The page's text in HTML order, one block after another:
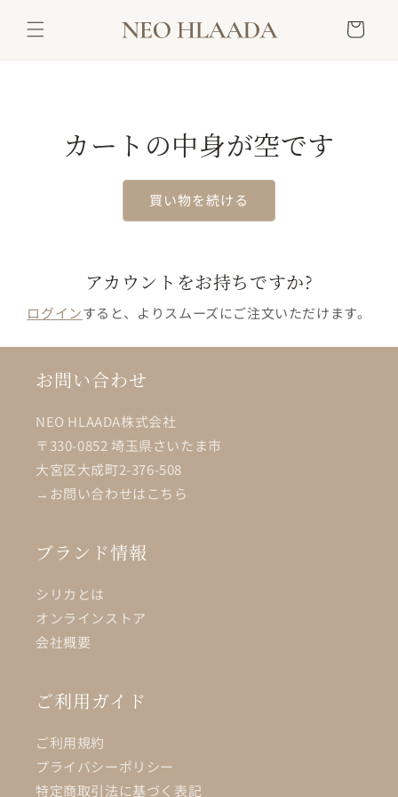
ンツに
進む
ー
カートの中身が空です
買い物を続ける
アカウントをお持ちですか?
ログインすると、よりスムーズにご注文いただけます。
お問い合わせ
NEO HLAADA株式会社
〒330-0852 埼玉県さいたま市
大宮区大成町2-376-508
→お問い合わせはこちら
ブランド情報
シリカとは
オンラインストア
会社概要
ご利用ガイド
ご利用規約
プライバシーポリシー
特定商取引法に基づく表記